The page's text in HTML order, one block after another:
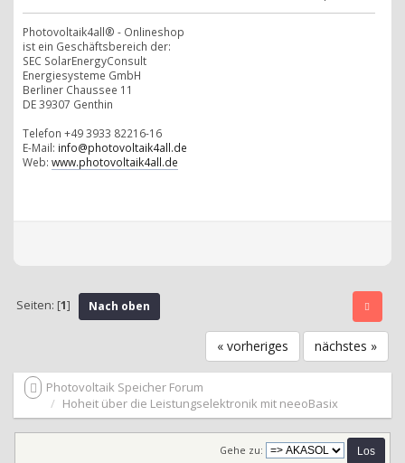
Photovoltaik4all® - Onlineshop
ist ein Geschäftsbereich der:
SEC SolarEnergyConsult
Energiesysteme GmbH
Berliner Chaussee 11
DE 39307 Genthin
Telefon +49 3933 82216-16
E-Mail: info@photovoltaik4all.de
Web: www.photovoltaik4all.de
Seiten: [1] Nach oben
« vorheriges nächstes »
Photovoltaik Speicher Forum
Hoheit über die Leistungselektronik mit neeoBasix
Gehe zu: